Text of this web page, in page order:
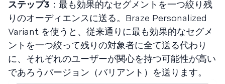
ステップ3 ：最も効果的なセグメントを一つ絞り残
りのオーディエンスに送る。Braze Personalized
Variant を使うと、従来通りに最も効果的なセグメ
ントを一つ絞って残りの対象者に全て送る代わり
に、それぞれのユーザーが関心を持つ可能性が高い
であろうバージョン（バリアント）を送ります。